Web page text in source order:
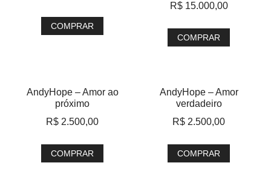
COMPRAR
R$15.000,00
COMPRAR
AndyHope – Amor ao
próximo
R$ 2.500,00
COMPRAR
AndyHope – Amor
verdadeiro
R$ 2.500,00
COMPRAR